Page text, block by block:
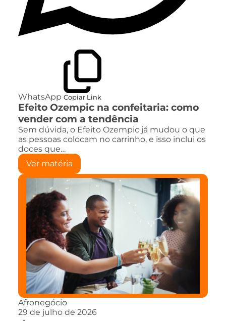
WhatsApp Copiar Link
Efeito Ozempic na confeitaria: como
vender com a tendência
Sem dúvida, o Efeito Ozempic já mudou o que
as pessoas colocam no carrinho, e isso inclui os
doces que…
Ver matéria
Afronegócio
29 de julho de 2026